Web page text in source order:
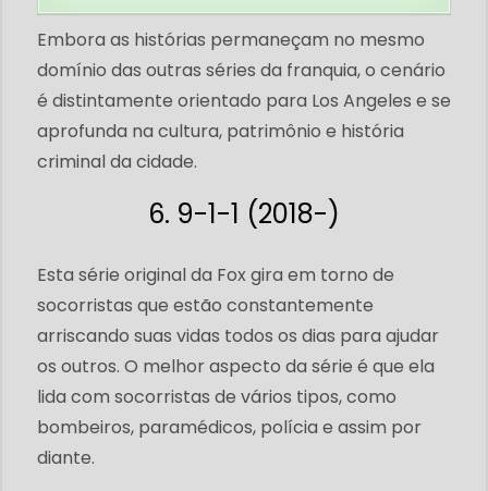
Embora as histórias permaneçam no mesmo
domínio das outras séries da franquia, o cenário
é distintamente orientado para Los Angeles e se
aprofunda na cultura, patrimônio e história
criminal da cidade.
6. 9-1-1 (2018-)
Esta série original da Fox gira em torno de
socorristas que estão constantemente
arriscando suas vidas todos os dias para ajudar
os outros. O melhor aspecto da série é que ela
lida com socorristas de vários tipos, como
bombeiros, paramédicos, polícia e assim por
diante.